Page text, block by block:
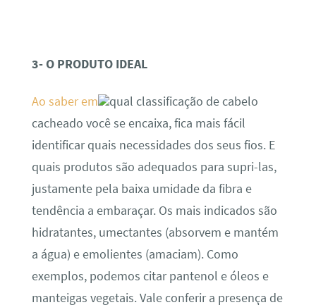
3- O PRODUTO IDEAL
Ao saber em
qual classificação de cabelo
cacheado você se encaixa, fica mais fácil
identificar quais necessidades dos seus fios. E
quais produtos são adequados para supri-las,
justamente pela baixa umidade da fibra e
tendência a embaraçar. Os mais indicados são
hidratantes, umectantes (absorvem e mantém
a água) e emolientes (amaciam). Como
exemplos, podemos citar pantenol e óleos e
manteigas vegetais. Vale conferir a presença de